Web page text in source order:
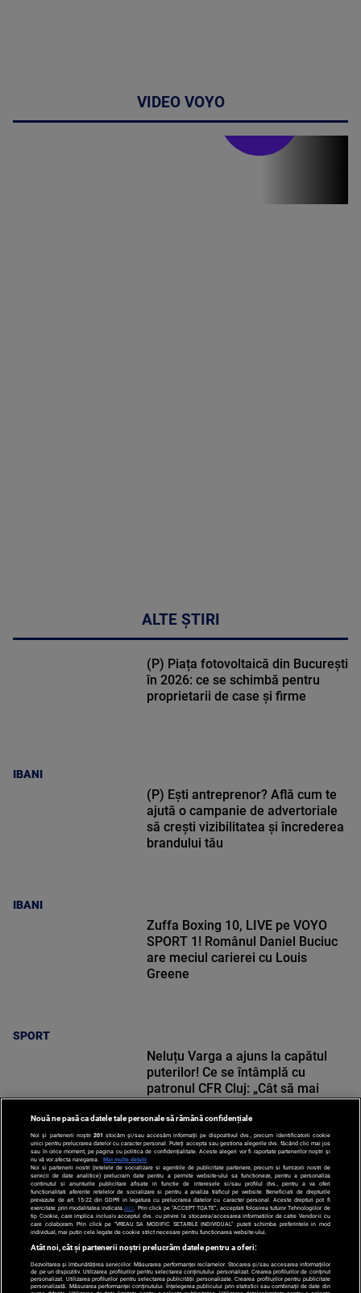
VIDEO VOYO
ALTE ȘTIRI
IBANI
(P) Piața fotovoltaică din București
în 2026: ce se schimbă pentru
proprietarii de case și firme
IBANI
(P) Ești antreprenor? Află cum te
ajută o campanie de advertoriale
să crești vizibilitatea și încrederea
brandului tău
SPORT
Zuffa Boxing 10, LIVE pe VOYO
SPORT 1! Românul Daniel Buciuc
are meciul carierei cu Louis
Greene
SPORT
Neluțu Varga a ajuns la capătul
puterilor! Ce se întâmplă cu
patronul CFR Cluj: „Cât să mai
pierd bani?”
Nouă ne pasă ca datele tale personale să rămână confidențiale
Noi și partenerii noștri 201 stocăm și/sau accesăm informații pe dispozitivul dvs., precum identificatorii cookie
unici pentru prelucrarea datelor cu caracter personal. Puteți accepta sau gestiona alegerile dvs. făcând clic mai jos
sau în orice moment, pe pagina cu politica de confidențialitate. Aceste alegeri vor fi raportate partenerilor noștri și
nu vă vor afecta navigarea.
Mai multe detalii
Noi si partenerii nostri (retelele de socializare si agentiile de publicitate partenere, precum si furnizorii nostri de
servicii de date analitice) prelucram date pentru a permite website-ului sa functioneze, pentru a personaliza
continutul si anunturile publicitare afisate in functie de interesele si/sau profilul dvs., pentru a va oferi
functionalitati aferente retelelor de socializare si pentru a analiza traficul pe website. Beneficiati de drepturile
prevazute de art. 15-22 din GDPR in legatura cu prelucrarea datelor cu caracter personal. Aceste drepturi pot fi
exercitate prin modalitatea indicataaici . Prin click pe “ACCEPT TOATE”, acceptati folosirea tuturor Tehnologiilor de
tip Cookie, care implica inclusiv acceptul dvs. cu privire la stocarea/accesarea informatiilor de catre Vendor-ii cu
care colaboram. Prin click pe “VREAU SA MODIFIC SETARILE INDIVIDUAL” puteti schimba preferintele in mod
individual, mai putin cele legate de cookie strict necesare pentru functionarea website-ului.
Atât noi, cât și partenerii noștri prelucrăm datele pentru a oferi:
Dezvoltarea și îmbunătățirea serviciilor. Măsurarea performanței reclamelor. Stocarea și/sau accesarea informațiilor
de pe un dispozitiv. Utilizarea profilurilor pentru selectarea conținutului personalizat. Crearea profilurilor de conținut
personalizat. Utilizarea profilurilor pentru selectarea publicității personalizate. Crearea profilurilor pentru publicitate
personalizată. Măsurarea performanței conținutului. Înțelegerea publicului prin statistici sau combinații de date din